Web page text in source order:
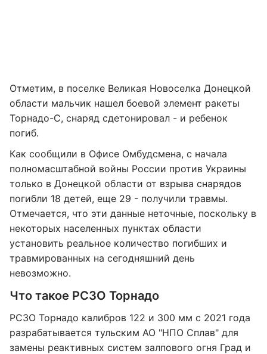
Отметим, в поселке Великая Новоселка Донецкой
области мальчик нашел боевой элемент ракеты
Торнадо-С, снаряд сдетонировал - и ребенок
погиб.
Как сообщили в Офисе Омбудсмена, с начала
полномасштабной войны России против Украины
только в Донецкой области от взрыва снарядов
погибли 18 детей, еще 29 - получили травмы.
Отмечается, что эти данные неточные, поскольку в
некоторых населенных пунктах области
установить реальное количество погибших и
травмированных на сегодняшний день
невозможно.
Что такое РСЗО Торнадо
РСЗО Торнадо калибров 122 и 300 мм с 2021 года
разрабатывается тульским АО "НПО Сплав" для
замены реактивных систем залпового огня Град и